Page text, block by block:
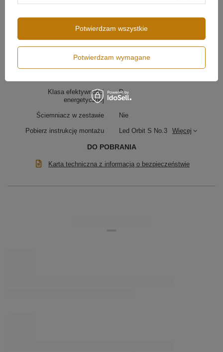
Moc lampy 92W
Strumień świetlny 8000 lm
80 cm
Klasa efektywności
energetycznej
D
Ściemniacz w zestawie Nie
Pobierz instrukcję montażu Led Orbit S No.3 Więcej
DO POBRANIA
Karta techniczna z informacją o bezpieczeństwie
Potwierdzam wymagane
Potwierdzam wszystkie